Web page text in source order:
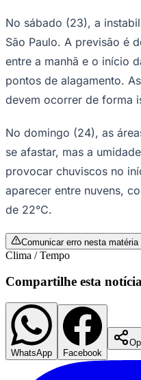
Premier League
La Liga
Bundesliga
Mundial 2026
Times - Ir direto
No sábado (23), a
São Paulo. A previsão é
entre a manhã e o início
pontos de alagamento.
devem ocorrer de forma
No domingo (24), as
se afastar, mas a
provocar chuviscos no
aparecer entre nuvens,
de 22°C.
Comunicar erro nesta matéria
Clima / Tempo
Compartilhe esta
WhatsApp Facebook